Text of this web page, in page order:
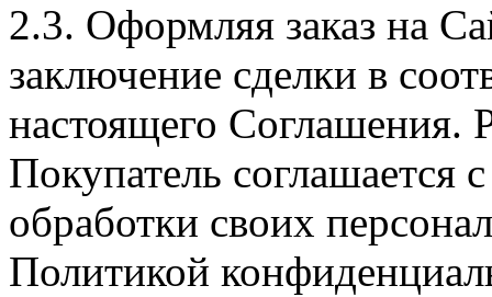
2.3. Оформляя заказ на
заключение сделки в
настоящего Соглашения.
Покупатель соглашается
обработки своих
Политикой